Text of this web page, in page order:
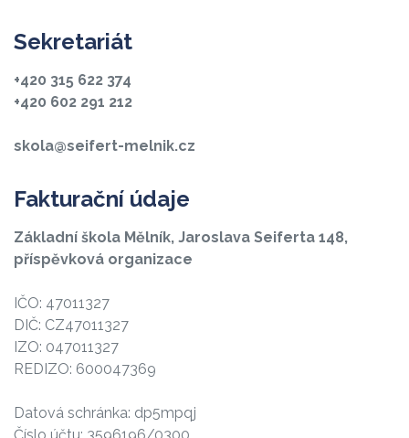
Sekretariát
+420 315 622 374
+420 602 291 212
skola@seifert-melnik.cz
Fakturační údaje
Základní škola Mělník, Jaroslava Seiferta 148,
příspěvková organizace
IČO: 47011327
DIČ: CZ47011327
IZO: 047011327
REDIZO: 600047369
Datová schránka: dp5mpqj